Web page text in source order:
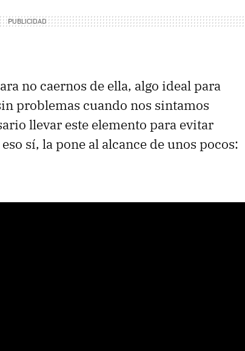
no caernos de ella, algo ideal para
problemas cuando nos sintamos
llevar este elemento para evitar
sí, la pone al alcance de unos pocos: